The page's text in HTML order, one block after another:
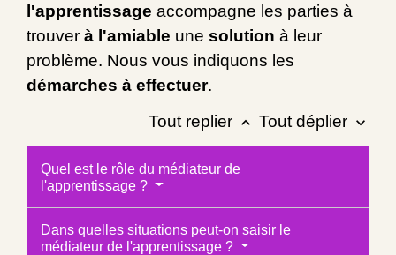
l'apprentissage accompagne les parties à
trouver à l'amiable une solution à leur
problème. Nous vous indiquons les
démarches à effectuer.
Tout replier keyboard_arrow_up Tout déplier keyboard_arrow_down
Quel est le rôle du médiateur de
l'apprentissage ?
Dans quelles situations peut-on saisir le
médiateur de l'apprentissage ?